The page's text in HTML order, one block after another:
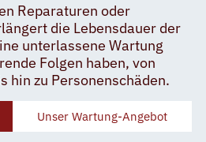
Reparaturen oder
die Lebensdauer der
unterlassene Wartung
Folgen haben, von
hin zu Personenschäden.
Unser Wartung-Angebot